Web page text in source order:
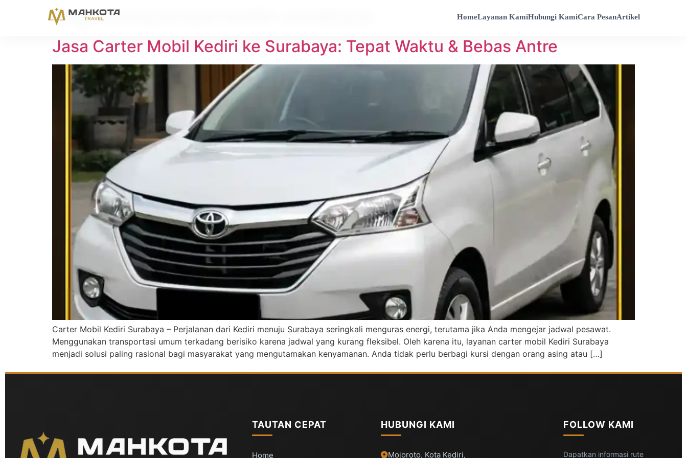
HomeLayanan KamiHubungi KamiCara PesanArtikel
Tag:transportasi kediri surabaya
Jasa Carter Mobil Kediri ke Surabaya: Tepat Waktu & Bebas Antre
Carter Mobil Kediri Surabaya – Perjalanan dari Kediri menuju Surabaya seringkali menguras energi, terutama jika Anda mengejar jadwal pesawat.
Menggunakan transportasi umum terkadang berisiko karena jadwal yang kurang fleksibel. Oleh karena itu, layanan carter mobil Kediri Surabaya
menjadi solusi paling rasional bagi masyarakat yang mengutamakan kenyamanan. Anda tidak perlu berbagi kursi dengan orang asing atau […]
TAUTAN CEPAT
Home
HUBUNGI KAMI
Mojoroto, Kota Kediri,
FOLLOW KAMI
Dapatkan informasi rute